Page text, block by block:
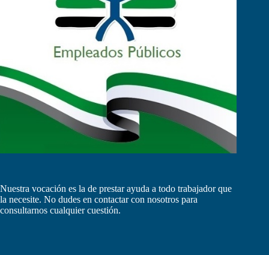
Nuestra vocación es la de prestar ayuda a todo trabajador que
la necesite. No dudes en contactar con nosotros para
consultarnos cualquier cuestión.